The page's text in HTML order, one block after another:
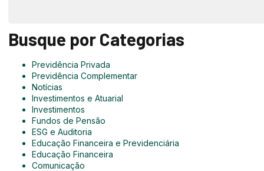
Busque por Categorias
Previdência Privada
Previdência Complementar
Notícias
Investimentos e Atuarial
Investimentos
Fundos de Pensão
ESG e Auditoria
Educação Financeira e Previdenciária
Educação Financeira
Comunicação